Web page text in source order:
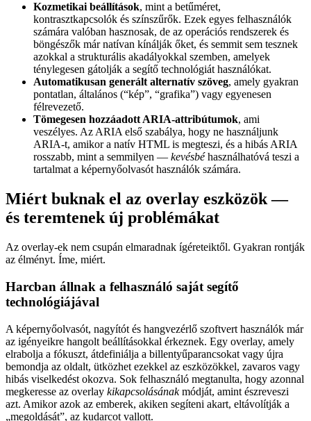
Kozmetikai beállítások, mint a betűméret,
kontrasztkapcsolók és színszűrők. Ezek egyes felhasználók
számára valóban hasznosak, de az operációs rendszerek és
böngészők már natívan kínálják őket, és semmit sem tesznek
azokkal a strukturális akadályokkal szemben, amelyek
ténylegesen gátolják a segítő technológiát használókat.
Automatikusan generált alternatív szöveg, amely gyakran
pontatlan, általános (“kép”, “grafika”) vagy egyenesen
félrevezető.
Tömegesen hozzáadott ARIA-attribútumok, ami
veszélyes. Az ARIA első szabálya, hogy ne használjunk
ARIA-t, amikor a natív HTML is megteszi, és a hibás ARIA
rosszabb, mint a semmilyen — kevésbéhasználhatóvá teszi a
tartalmat a képernyőolvasót használók számára.
Miért buknak el az overlay eszközök —
és teremtenek új problémákat
Az overlay-ek nem csupán elmaradnak ígéreteiktől. Gyakran rontják
az élményt. Íme, miért.
Harcban állnak a felhasználó saját segítő
technológiájával
A képernyőolvasót, nagyítót és hangvezérlő szoftvert használók már
az igényeikre hangolt beállításokkal érkeznek. Egy overlay, amely
elrabolja a fókuszt, átdefiniálja a billentyűparancsokat vagy újra
bemondja az oldalt, ütközhet ezekkel az eszközökkel, zavaros vagy
hibás viselkedést okozva. Sok felhasználó megtanulta, hogy azonnal
megkeresse az overlay kikapcsolásánakmódját, amint észreveszi
azt. Amikor azok az emberek, akiken segíteni akart, eltávolítják a
„megoldását”, az kudarcot vallott.